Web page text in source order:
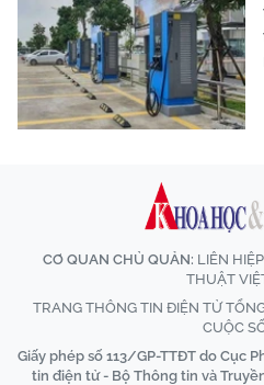
CƠ QUAN CHỦ QUẢN: LIÊN
THUẬT
TRANG THÔNG TIN ĐIỆN TỬ
CUỘC
Giấy phép số 113/GP-TTĐT do Cục
tin điện tử - Bộ Thông tin và